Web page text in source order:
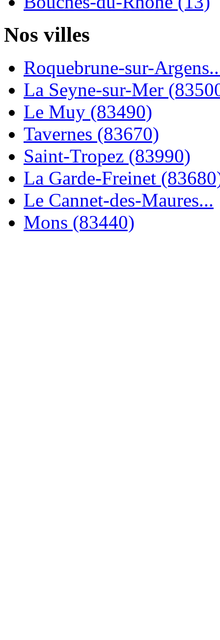
Nos villes
Roquebrune-sur-
La Seyne-sur-Mer
Le Muy (83490)
Tavernes (83670)
Saint-Tropez (83990)
La Garde-Freinet
Le Cannet-des-Maures...
Mons (83440)